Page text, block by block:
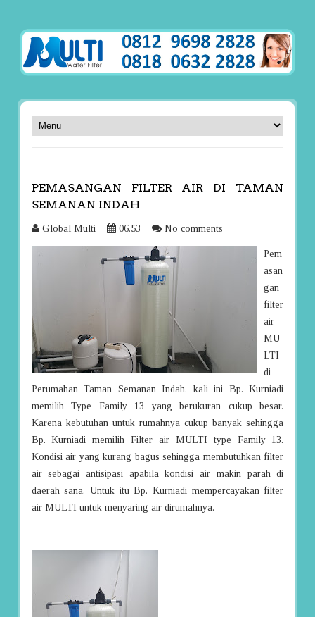
PEMASANGAN FILTER AIR DI TAMAN
SEMANAN INDAH
Global Multi 06.53 No comments
Pem
asan
gan
filter
air
MU
LTI
di
Perumahan Taman Semanan Indah. kali ini Bp. Kurniadi
memilih Type Family 13 yang berukuran cukup besar.
Karena kebutuhan untuk rumahnya cukup banyak sehingga
Bp. Kurniadi memilih Filter air MULTI type Family 13.
Kondisi air yang kurang bagus sehingga membutuhkan filter
air sebagai antisipasi apabila kondisi air makin parah di
daerah sana. Untuk itu Bp. Kurniadi mempercayakan filter
air MULTI untuk menyaring air dirumahnya.